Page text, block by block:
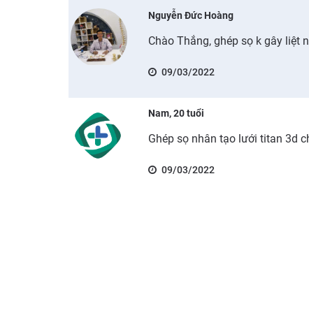
Nguyễn Đức Hoàng
Chào Thắng, ghép sọ k gây liệt
09/03/2022
Nam, 20 tuổi
Ghép sọ nhân tạo lưới titan 3d
09/03/2022